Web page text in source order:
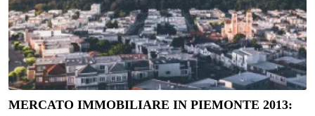
MERCATO IMMOBILIARE IN PIEMONTE 2013: